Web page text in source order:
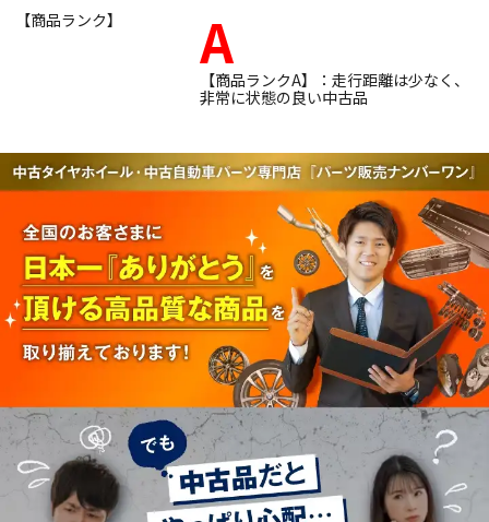
【商品ランク】
A
【商品ランクA】：走行距離は少なく、
非常に状態の良い中古品